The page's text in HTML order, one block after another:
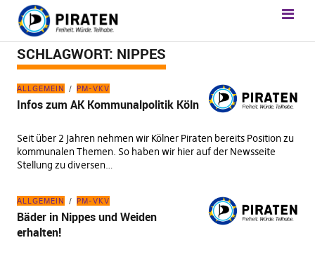
SCHLAGWORT: NIPPES
ALLGEMEIN PM-VKV
Infos zum AK Kommunalpolitik Köln
Seit über 2 Jahren nehmen wir Kölner Piraten bereits Position zu
kommunalen Themen. So haben wir hier auf der Newsseite
Stellung zu diversen…
ALLGEMEIN PM-VKV
Bäder in Nippes und Weiden
erhalten!